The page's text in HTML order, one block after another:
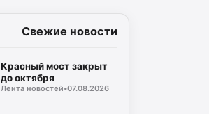
Свежие новости
Красный мост закрыт
до октября
Лента новостей•07.08.2026